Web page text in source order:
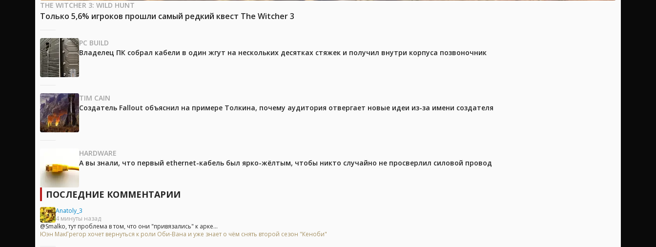
THE WITCHER 3: WILD HUNT
Только 5,6% игроков прошли самый редкий квест The Witcher 3
PC BUILD
Владелец ПК собрал кабели в один жгут на нескольких десятках стяжек и получил внутри корпуса позвоночник
TIM CAIN
Создатель Fallout объяснил на примере Толкина, почему аудитория отвергает новые идеи из-за имени создателя
HARDWARE
А вы знали, что первый ethernet-кабель был ярко-жёлтым, чтобы никто случайно не просверлил силовой провод
ПОСЛЕДНИЕ КОММЕНТАРИИ
Anatoly_3
4 минуты назад
@Smalko, тут проблема в том, что они "привязались" к арке...
Юэн МакГрегор хочет вернуться к роли Оби-Вана и уже знает о чём снять второй сезон "Кеноби"